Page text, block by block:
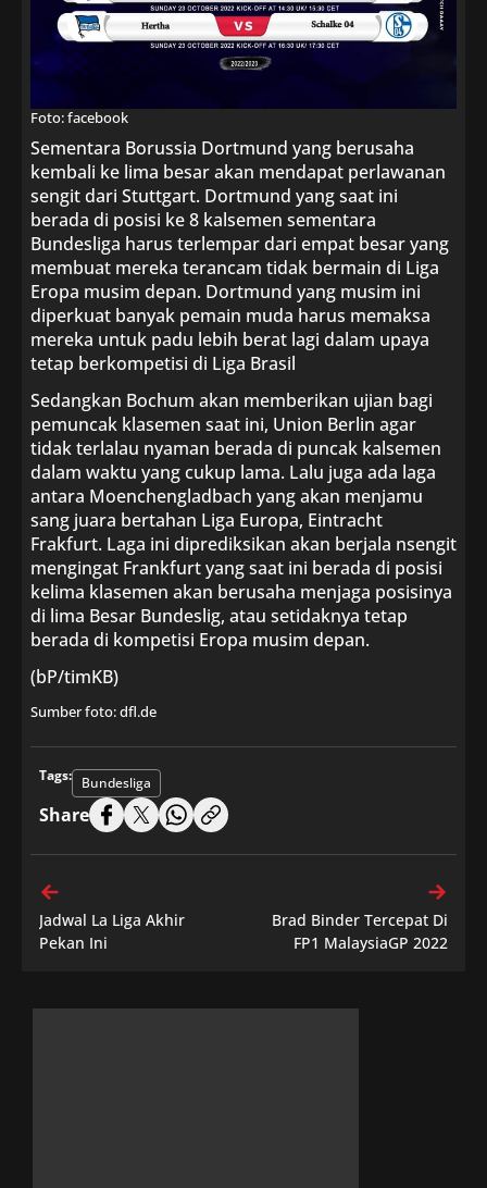
Foto: facebook
Sementara Borussia Dortmund yang berusaha
kembali ke lima besar akan mendapat perlawanan
sengit dari Stuttgart. Dortmund yang saat ini
berada di posisi ke 8 kalsemen sementara
Bundesliga harus terlempar dari empat besar yang
membuat mereka terancam tidak bermain di Liga
Eropa musim depan. Dortmund yang musim ini
diperkuat banyak pemain muda harus memaksa
mereka untuk padu lebih berat lagi dalam upaya
tetap berkompetisi di Liga Brasil
Sedangkan Bochum akan memberikan ujian bagi
pemuncak klasemen saat ini, Union Berlin agar
tidak terlalau nyaman berada di puncak kalsemen
dalam waktu yang cukup lama. Lalu juga ada laga
antara Moenchengladbach yang akan menjamu
sang juara bertahan Liga Europa, Eintracht
Frakfurt. Laga ini diprediksikan akan berjala nsengit
mengingat Frankfurt yang saat ini berada di posisi
kelima klasemen akan berusaha menjaga posisinya
di lima Besar Bundeslig, atau setidaknya tetap
berada di kompetisi Eropa musim depan.
(bP/timKB)
Sumber foto: dfl.de
Tags: Bundesliga
Share
Jadwal La Liga Akhir
Pekan Ini
Brad Binder Tercepat Di
FP1 MalaysiaGP 2022